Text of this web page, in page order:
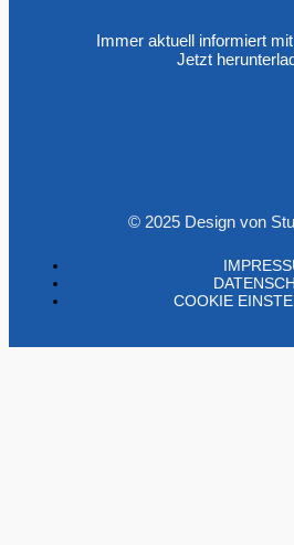
Immer aktuell informiert
Jetzt
© 2025 Design von
COOKIE